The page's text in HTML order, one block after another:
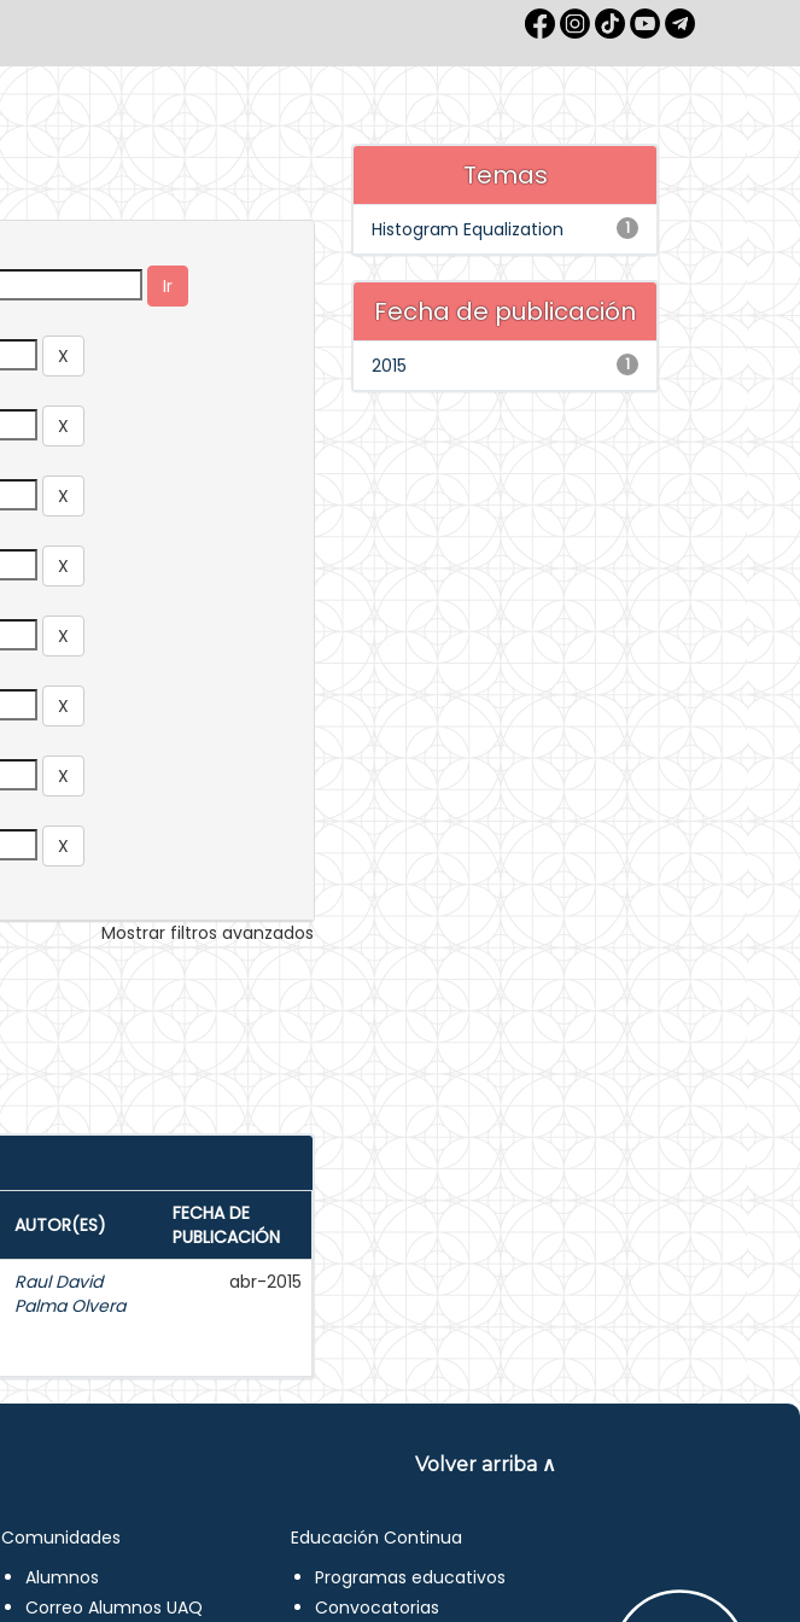
Mostrar filtros avanzados
AUTOR(ES)
FECHA DE
PUBLICACIÓN
Raul David
Palma Olvera
abr-2015
Temas
1
Histogram Equalization
Fecha de publicación
1
2015
Volver arriba ∧
Comunidades
Alumnos
Correo Alumnos UAQ
Educación Continua
Programas educativos
Convocatorias